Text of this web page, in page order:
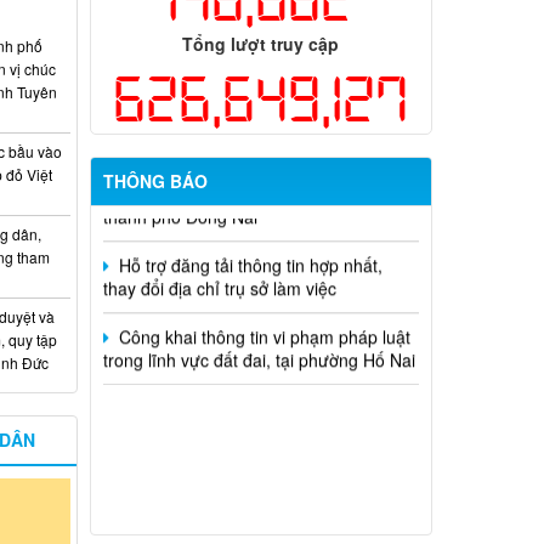
Tổng lượt truy cập
626,649,127
THÔNG BÁO
hiện năm 2026 (đợt 1) lần 3
khai Kế hoạch Khám sức khỏe định kỳ
hoặc khám sàng lọc miễn phí ít nhất mỗi
năm một lần cho người dân trên địa bàn
thành phố Đồng Nai
Hỗ trợ đăng tải thông tin hợp nhất,
thay đổi địa chỉ trụ sở làm việc
Công khai thông tin vi phạm pháp luật
trong lĩnh vực đất đai, tại phường Hố Nai
phố
vị chúc
Tuyên
bầu vào
đỏ Việt
dân,
tham
và
quy tập
Đức